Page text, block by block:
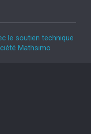
le soutien technique
Mathsimo